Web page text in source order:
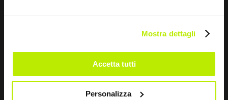
Mostra dettagli
Accetta tutti
Personalizza